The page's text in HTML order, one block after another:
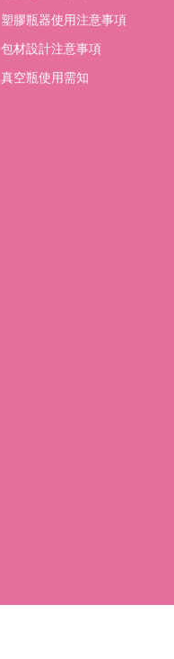
塑膠瓶器使用注意事項
包材設計注意事項
真空瓶使用需知